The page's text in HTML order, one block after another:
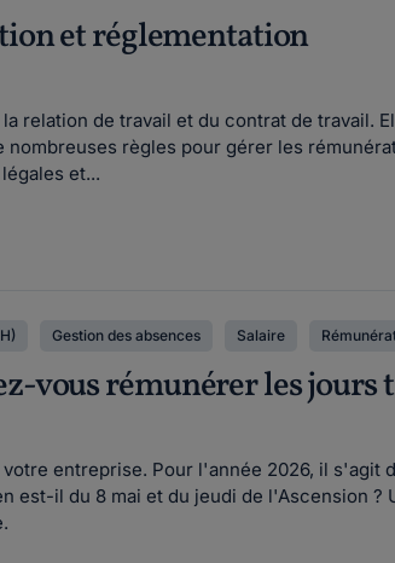
et réglementation
relation de travail et du contrat de travail.
règles pour gérer les
et...
Gestion des absences Salaire
vous rémunérer les jours
entreprise. Pour l'année 2026, il s'agit
est-il du 8 mai et du jeudi de l'Ascension ?